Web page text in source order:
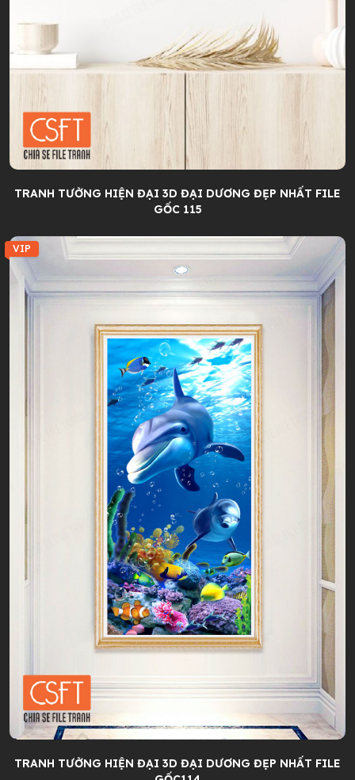
TRANH TƯỜNG HIỆN ĐẠI 3D ĐẠI DƯƠNG ĐẸP NHẤT FILE
GỐC 115
VIP
TRANH TƯỜNG HIỆN ĐẠI 3D ĐẠI DƯƠNG ĐẸP NHẤT FILE